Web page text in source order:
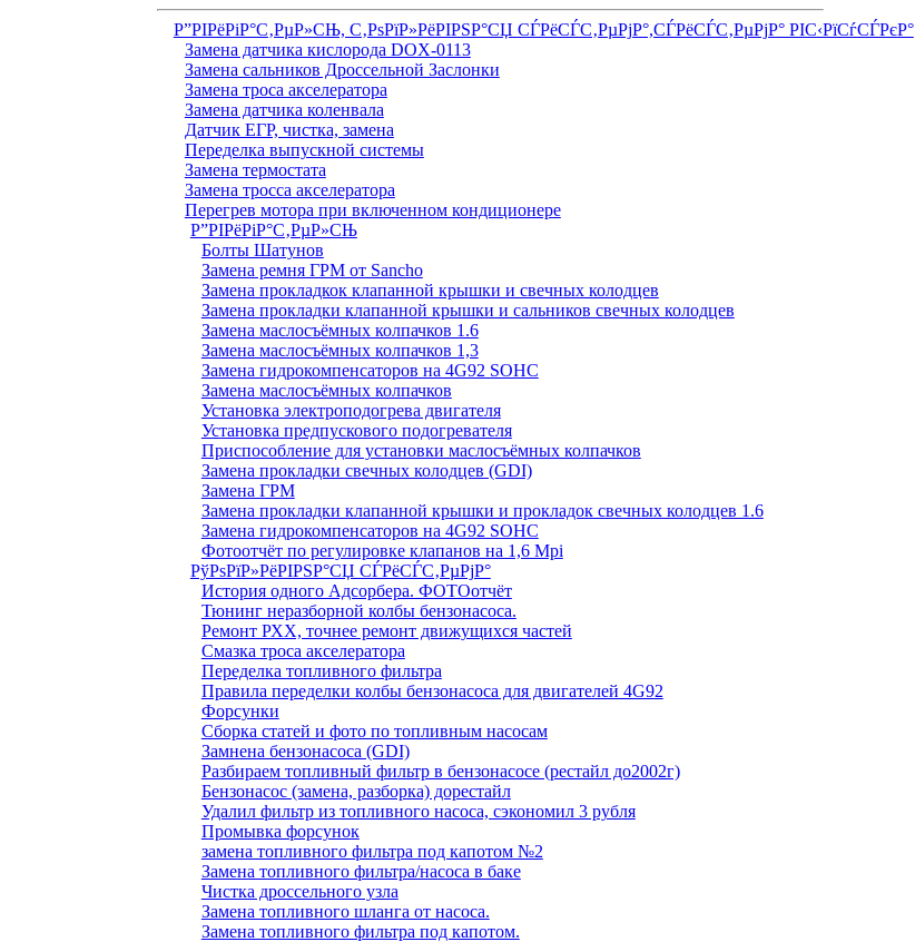
Р”РІРёРіР°С‚РµР»СЊ, С‚РѕРїР»РёРІРЅР°СЏ СЃРёСЃС‚РµРјР°,СЃРёСЃС‚РµРјР° РІС‹РїСѓСЃРєР°
Замена датчика кислорода DOX-0113
Замена сальников Дроссельной Заслонки
Замена троса акселератора
Замена датчика коленвала
Датчик ЕГР, чистка, замена
Переделка выпускной системы
Замена термостата
Замена тросса акселератора
Перегрев мотора при включенном кондиционере
Р”РІРёРіР°С‚РµР»СЊ
Болты Шатунов
Замена ремня ГРМ от Sancho
Замена прокладкок клапанной крышки и свечных колодцев
Замена прокладки клапанной крышки и сальников свечных колодцев
Замена маслосъёмных колпачков 1.6
Замена маслосъёмных колпачков 1,3
Замена гидрокомпенсаторов на 4G92 SOHC
Замена маслосъёмных колпачков
Установка электроподогрева двигателя
Установка предпускового подогревателя
Приспособление для установки маслосъёмных колпачков
Замена прокладки свечных колодцев (GDI)
Замена ГРМ
Замена прокладки клапанной крышки и прокладок свечных колодцев 1.6
Замена гидрокомпенсаторов на 4G92 SOHC
Фотоотчёт по регулировке клапанов на 1,6 Mpi
РўРѕРїР»РёРІРЅР°СЏ СЃРёСЃС‚РµРјР°
История одного Адсорбера. ФОТОотчёт
Тюнинг неразборной колбы бензонасоса.
Ремонт РХХ, точнее ремонт движущихся частей
Смазка троса акселератора
Переделка топливного фильтра
Правила переделки колбы бензонасоса для двигателей 4G92
Форсунки
Сборка статей и фото по топливным насосам
Замнена бензонасоса (GDI)
Разбираем топливный фильтр в бензонасосе (рестайл до2002г)
Бензонасос (замена, разборка) дорестайл
Удалил фильтр из топливного насоса, сэкономил 3 рубля
Промывка форсунок
замена топливного фильтра под капотом №2
Замена топливного фильтра/насоса в баке
Чистка дроссельного узла
Замена топливного шланга от насоса.
Замена топливного фильтра под капотом.